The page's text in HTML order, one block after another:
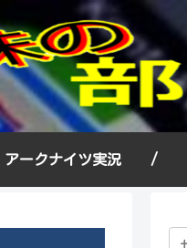
アークナイツ実況 /